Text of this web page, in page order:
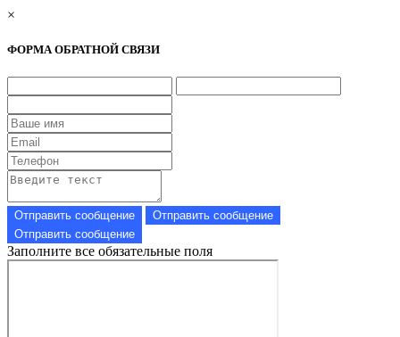
×
ФОРМА ОБРАТНОЙ СВЯЗИ
Заполните все обязательные поля